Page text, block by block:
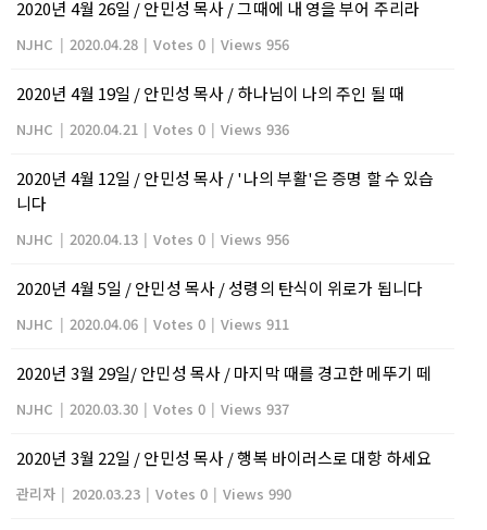
2020년 4월 26일 / 안민성 목사 / 그때에 내 영을 부어 주리라
NJHC | 2020.04.28 | Votes 0 | Views 956
2020년 4월 19일 / 안민성 목사 / 하나님이 나의 주인 될 때
NJHC | 2020.04.21 | Votes 0 | Views 936
2020년 4월 12일 / 안민성 목사 / '나의 부활'은 증명 할 수 있습
니다
NJHC | 2020.04.13 | Votes 0 | Views 956
2020년 4월 5일 / 안민성 목사 / 성령의 탄식이 위로가 됩니다
NJHC | 2020.04.06 | Votes 0 | Views 911
2020년 3월 29일/ 안민성 목사 / 마지막 때를 경고한 메뚜기 떼
NJHC | 2020.03.30 | Votes 0 | Views 937
2020년 3월 22일 / 안민성 목사 / 행복 바이러스로 대항 하세요
관리자 | 2020.03.23 | Votes 0 | Views 990